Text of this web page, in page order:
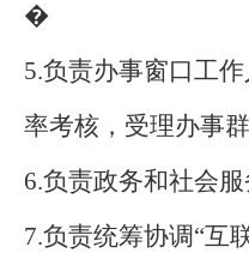
�
5.负责办事窗口工
率考核，受理办事
6.负责政务和社会
7.负责统筹协调“互